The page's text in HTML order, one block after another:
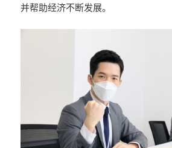
并帮助经济不断发展。